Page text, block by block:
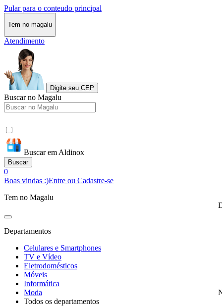
Pular para o conteudo principal
Tem no magalu
Atendimento
Digite seu CEP
Buscar no Magalu
Buscar em Aldinox
Buscar
0
Boas vindas :)Entre ou Cadastre-se
Tem no Magalu
Departamentos
Celulares e Smartphones
TV e Vídeo
Eletrodomésticos
Móveis
Informática
Moda
Todos os departamentos